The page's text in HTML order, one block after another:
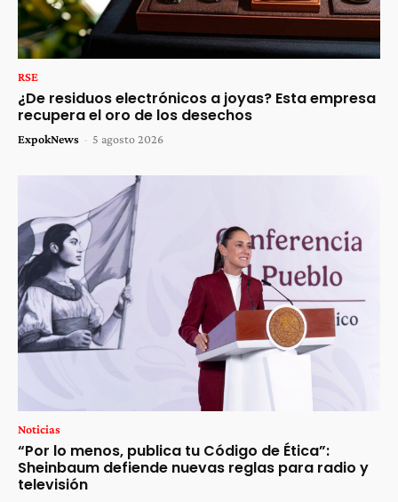
RSE
¿De residuos electrónicos a joyas? Esta empresa
recupera el oro de los desechos
ExpokNews - 5 agosto 2026
Noticias
“Por lo menos, publica tu Código de Ética”:
Sheinbaum defiende nuevas reglas para radio y
televisión